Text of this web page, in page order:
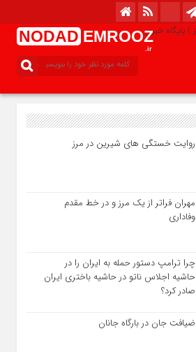
NODAD EMROOZ
.ir
روایت خستگی‌ های شیرین در مرز
مهران فراتر از یک مرز و در خط مقدم
وفاداری
چرا ترامپ دستور حمله به ایران را در
حاشیه اجلاس ناتو در حاشیه باختری ایران
صادر کرد؟
ضیافت جان در بارگاه جانان